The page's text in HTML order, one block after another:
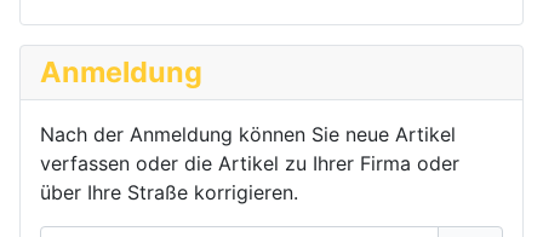
Anmeldung
Nach der Anmeldung können Sie neue Artikel
verfassen oder die Artikel zu Ihrer Firma oder
über Ihre Straße korrigieren.